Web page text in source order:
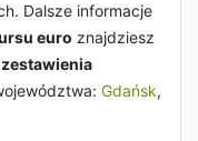
Dalsze informacje
euro znajdziesz
zestawienia
Gdańsk,